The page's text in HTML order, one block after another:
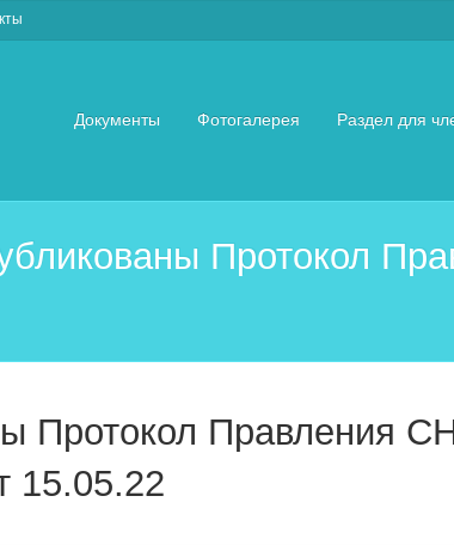
Документы Фотогалерея Раздел для
Протокол
Протокол Правления
15.05.22